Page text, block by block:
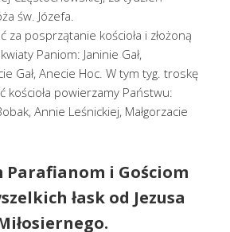
św. Józefa.
za posprzątanie kościoła i złożoną
Paniom: Janinie Gał,
Gał, Anecie Hoc. W tym tyg. troskę
kościoła powierzamy Państwu:
Annie Leśnickiej, Małgorzacie
Parafianom i Gościom
łask od Jezusa